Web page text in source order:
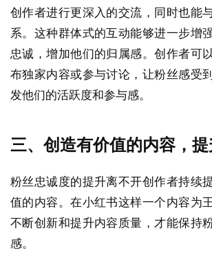
创作者进行更深入的交流，同时也能
系。这种群体式的互动能够进一步增
忠诚，增加他们的归属感。创作者可
布独家内容或参与讨论，让粉丝感受
发他们的活跃度和参与感。
三、创造有价值的内容，
粉丝忠诚度的提升离不开创作者持续
值的内容。在小红书这样一个内容为
不断创新和提升内容质量，才能保持
感。